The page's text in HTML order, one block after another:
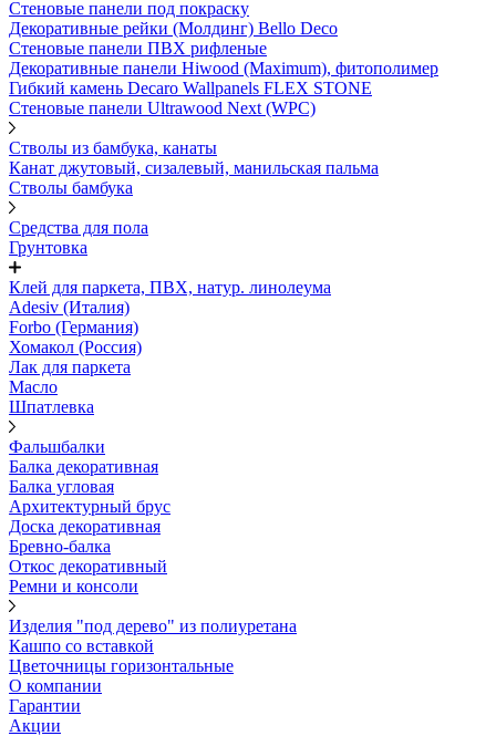
Стеновые панели под покраску
Декоративные рейки (Молдинг) Bello Deco
Стеновые панели ПВХ рифленыe
Декоративные панели Hiwood (Maximum), фитополимер
Гибкий камень Decaro Wallpanels FLEX STONE
Стеновые панели Ultrawood Next (WPC)
Стволы из бамбука, канаты
Канат джутовый, сизалевый, манильская пальма
Стволы бамбука
Средства для пола
Грунтовка
Клей для паркета, ПВХ, натур. линолеума
Adesiv (Италия)
Forbo (Германия)
Хомакол (Россия)
Лак для паркета
Масло
Шпатлевка
Фальшбалки
Балка декоративная
Балка угловая
Архитектурный брус
Доска декоративная
Бревно-балка
Откос декоративный
Ремни и консоли
Изделия "под дерево" из полиуретана
Кашпо со вставкой
Цветочницы горизонтальные
О компании
Гарантии
Акции